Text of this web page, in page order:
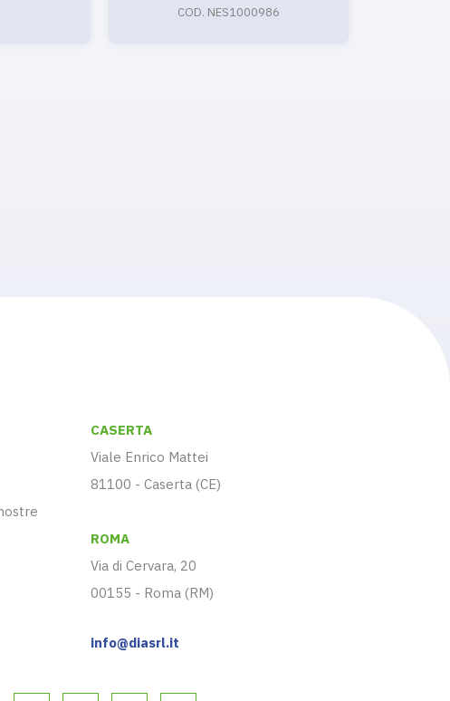
COD. NES1000986
CASERTA
Viale Enrico Mattei
81100 - Caserta (CE)
ROMA
Via di Cervara, 20
00155 - Roma (RM)
info@diasrl.it